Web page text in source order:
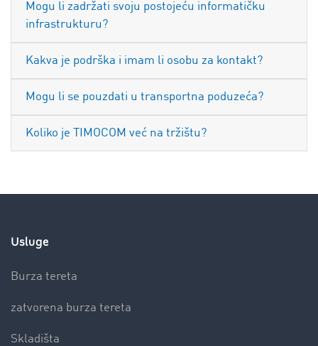
Mogu li zadržati svoju postojeću informatičku
infrastrukturu?
Kakva je podrška i imam li osobu za kontakt?
Mogu li se pouzdati u transportna poduzeća?
Koliko je TIMOCOM već na tržištu?
Usluge
Burza tereta
zatvorena burza tereta
Skladišta